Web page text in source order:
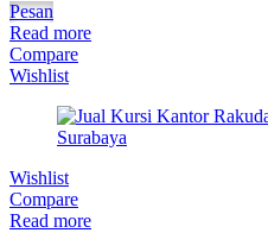
Pesan
Read more
Compare
Wishlist
Wishlist
Compare
Read more